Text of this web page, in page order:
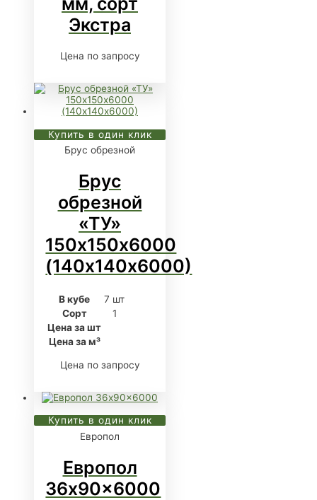
Экстра
Цена по запросу
Купить в один клик
Брус обрезной
Брус
обрезной
«ТУ»
150х150х6000
(140х140х6000)
В кубе
7 шт
Сорт
1
Цена за шт
Цена за м³
Цена по запросу
Купить в один клик
Европол
Европол
36x90x6000